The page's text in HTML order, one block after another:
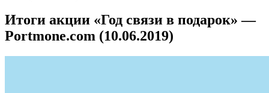
Итоги акции «Год связи в подарок» —
Portmone.com (10.06.2019)